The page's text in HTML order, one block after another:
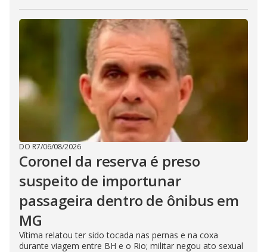
DO R7/06/08/2026
Coronel da reserva é preso
suspeito de importunar
passageira dentro de ônibus em
MG
Vítima relatou ter sido tocada nas pernas e na coxa
durante viagem entre BH e o Rio; militar negou ato sexual